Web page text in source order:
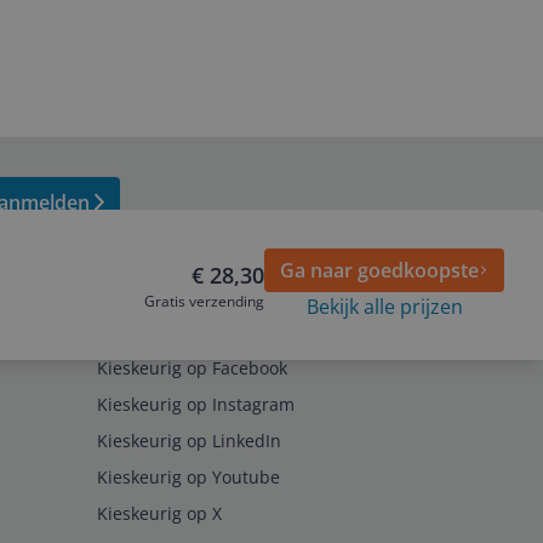
€ 28,30
Gratis verzending
Ga naar goedkoopste
Bekijk alle prijzen
Kieskeurig op Facebook
Kieskeurig op Instagram
Kieskeurig op LinkedIn
Kieskeurig op Youtube
Kieskeurig op X